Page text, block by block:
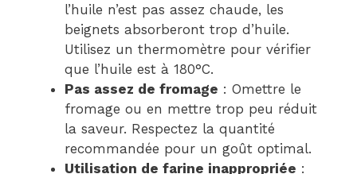
l’huile n’est pas assez chaude, les
beignets absorberont trop d’huile.
Utilisez un thermomètre pour vérifier
que l’huile est à 180°C.
Pas assez de fromage : Omettre le
fromage ou en mettre trop peu réduit
la saveur. Respectez la quantité
recommandée pour un goût optimal.
Utilisation de farine inappropriée :